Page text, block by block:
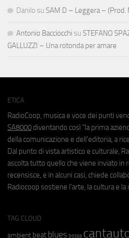
Danilo su SAM D – Leggera – (Prod.
Antonio Bacciocchi su STEFANO
GALLUZZI – Una rotonda per amare
ETICA
RadioCoop, musica e voce dei punti
SA8000 diventando così "la prima
della comunicazione e dell'editoria, a
Dal punto di vista artistico e culturale,
ascolta tutto quello che viene inviato in
recensisce, e in alcuni casi, chiede
Radiocoop sostiene l'arte, la cultura e
TAG CLOUD
ambient beat blues bossa